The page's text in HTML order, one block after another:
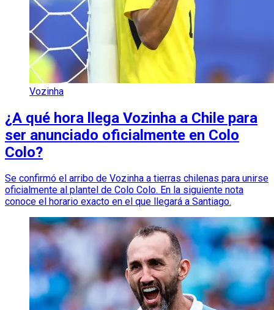
Vozinha
¿A qué hora llega Vozinha a Chile para
ser anunciado oficialmente en Colo
Colo?
Se confirmó el arribo de Vozinha a tierras chilenas para unirse
oficialmente al plantel de Colo Colo. En la siguiente nota
conoce el horario exacto en el que llegará a Santiago.